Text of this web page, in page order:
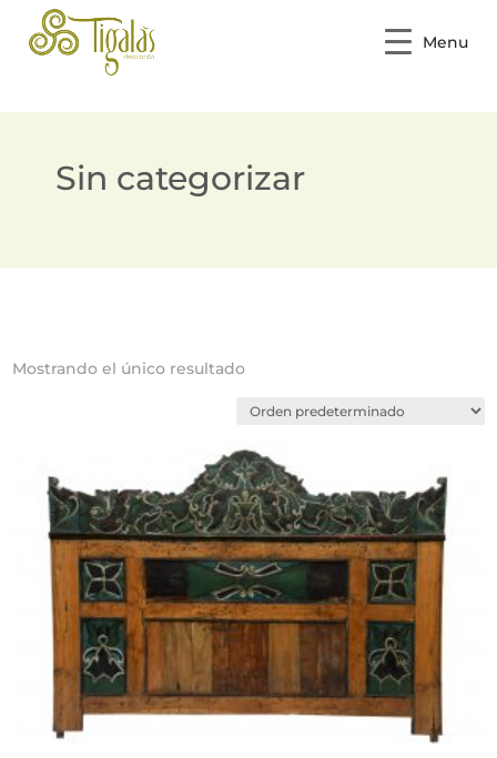
Menu
Sin categorizar
Mostrando el único resultado